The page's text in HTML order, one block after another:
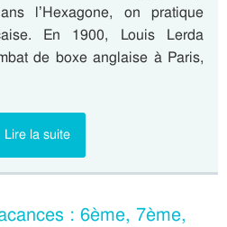
l’Hexagone, on pratique
En 1900, Louis Lerda
de boxe anglaise à Paris,
Lire la suite
: 6ème, 7ème,